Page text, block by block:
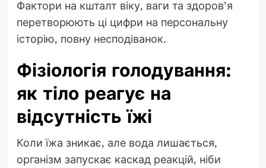
Фактори на кшталт віку, ваги та здоров’я
перетворюють ці цифри на персональну
історію, повну несподіванок.
Фізіологія голодування:
як тіло реагує на
відсутність їжі
Коли їжа зникає, але вода лишається,
організм запускає каскад реакцій, ніби